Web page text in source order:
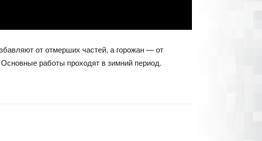
от отмерших частей, а горожан — от
работы проходят в зимний период.